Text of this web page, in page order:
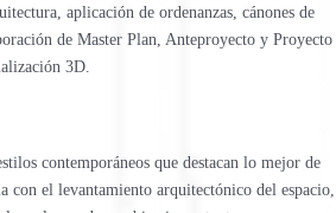
aplicación de ordenanzas, cánones de
de Master Plan, Anteproyecto y Proyecto
3D.
contemporáneos que destacan lo mejor de
con el levantamiento arquitectónico del espacio,